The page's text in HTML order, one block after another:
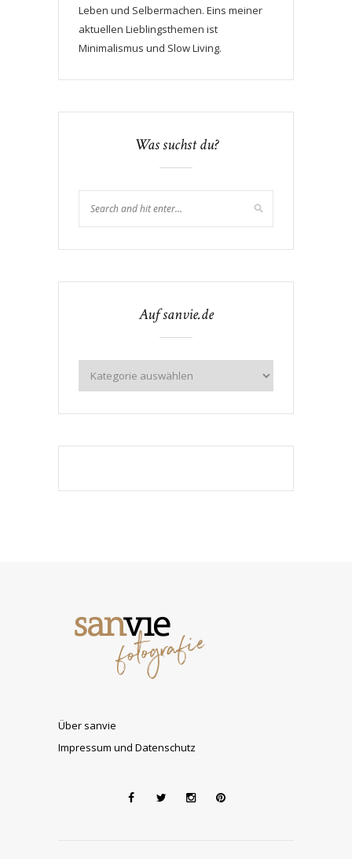
Leben und Selbermachen. Eins meiner
aktuellen Lieblingsthemen ist
Minimalismus und Slow Living.
Was suchst du?
Auf sanvie.de
Über sanvie
Impressum und Datenschutz